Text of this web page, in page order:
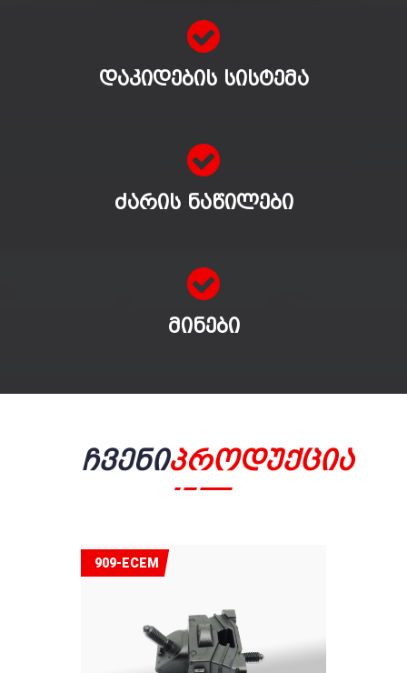
ᲓᲐᲙᲘᲓᲔᲑᲘᲡ ᲡᲘᲡᲢᲔᲛᲐ
ᲫᲐᲠᲘᲡ ᲜᲐᲬᲘᲚᲔᲑᲘ
ᲛᲘᲜᲔᲑᲘ
ᲩვენიᲞროდუქცია
909-ECEM